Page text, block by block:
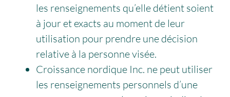
les renseignements qu’elle détient soient
à jour et exacts au moment de leur
utilisation pour prendre une décision
relative à la personne visée.
Croissance nordique Inc. ne peut utiliser
les renseignements personnels d’une